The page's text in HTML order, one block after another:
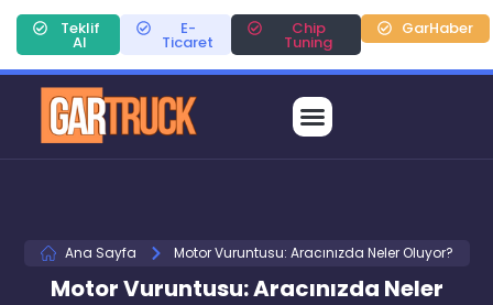
Teklif
Al
E-
Ticaret
Chip
Tuning
GarHaber
Ana Sayfa Motor Vuruntusu: Aracınızda Neler Oluyor?
Motor Vuruntusu: Aracınızda Neler